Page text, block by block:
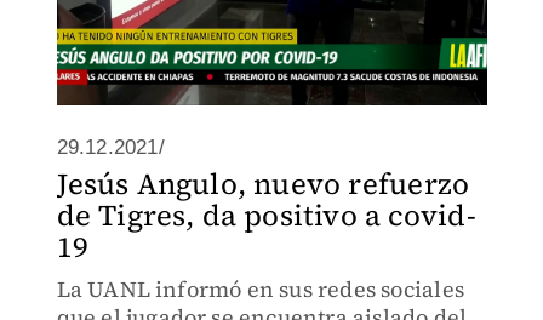
29.12.2021/
Jesús Angulo, nuevo refuerzo
de Tigres, da positivo a covid-
19
La UANL informó en sus redes sociales